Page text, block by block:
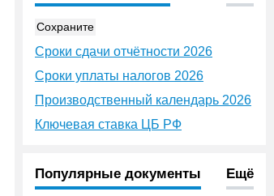
Сохраните
Сроки сдачи отчётности 2026
Сроки уплаты налогов 2026
Производственный календарь 2026
Ключевая ставка ЦБ РФ
Популярные документы Ещё